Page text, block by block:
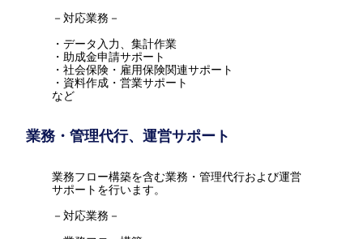
－対応業務－
・データ入力、集計作業
・助成金申請サポート
・社会保険・雇用保険関連サポート
・資料作成・営業サポート
など
業務・管理代行、運営サポート
業務フロー構築を含む業務・管理代行および運営
サポートを行います。
－対応業務－